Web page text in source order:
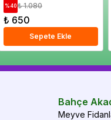
Sepete Ekle
%40 ₺ 1.080
₺ 650
Sepete Ekle
Bahçe
Meyve